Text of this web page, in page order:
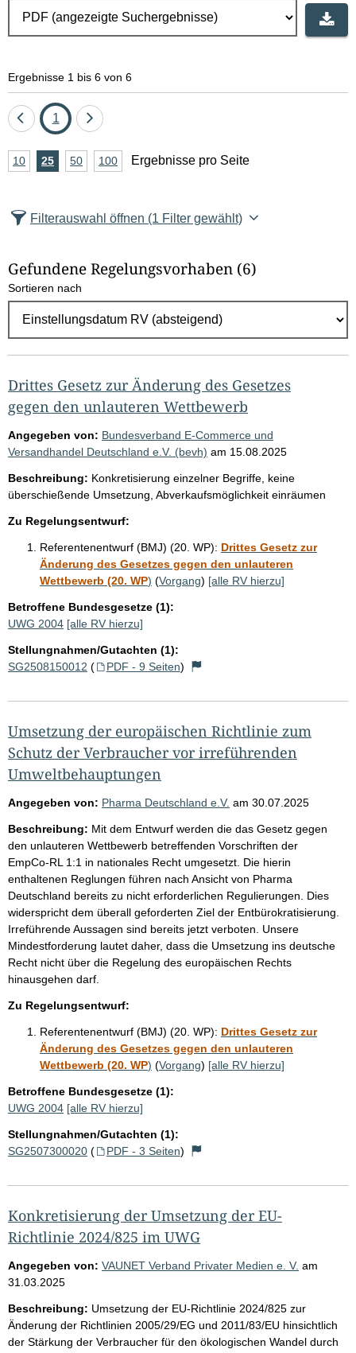
Ergebnisse 1 bis 6 von 6
Eine
zurück
Seite
1
Eine
vor
A
z
l
E
g
e
b
n
i
s
s
e
p
e
i
t
e
10Ergebnisse
25Ergebnisse
50Ergebnisse
100Ergebnisse
Ergebnisse pro Seite
Filterauswahl öffnen (1 Filter gewählt)
Gefundene Regelungsvorhaben (6)
Sortieren nach
Drittes Gesetz zur Änderung des Gesetzes
gegen den unlauteren Wettbewerb
Angegeben von: Bundesverband E-Commerce und
Versandhandel Deutschland e.V. (bevh) am 15.08.2025
Beschreibung: Konkretisierung einzelner Begriffe, keine
überschießende Umsetzung, Abverkaufsmöglichkeit einräumen
Zu Regelungsentwurf:
Referentenentwurf (BMJ) (20. WP): Drittes Gesetz zur
Änderung des Gesetzes gegen den unlauteren
Wettbewerb (20. WP) (Vorgang) [alle RV hierzu]
Betroffene Bundesgesetze (1):
UWG 2004 [alle RV hierzu]
Stellungnahmen/Gutachten (1):
SG2508150012 ( PDF - 9 Seiten)
Umsetzung der europäischen Richtlinie zum
Schutz der Verbraucher vor irreführenden
Umweltbehauptungen
Angegeben von: Pharma Deutschland e.V. am 30.07.2025
Beschreibung: Mit dem Entwurf werden die das Gesetz gegen
den unlauteren Wettbewerb betreffenden Vorschriften der
EmpCo-RL 1:1 in nationales Recht umgesetzt. Die hierin
enthaltenen Reglungen führen nach Ansicht von Pharma
Deutschland bereits zu nicht erforderlichen Regulierungen. Dies
widerspricht dem überall geforderten Ziel der Entbürokratisierung.
Irreführende Aussagen sind bereits jetzt verboten. Unsere
Mindestforderung lautet daher, dass die Umsetzung ins deutsche
Recht nicht über die Regelung des europäischen Rechts
hinausgehen darf.
Zu Regelungsentwurf:
Referentenentwurf (BMJ) (20. WP): Drittes Gesetz zur
Änderung des Gesetzes gegen den unlauteren
Wettbewerb (20. WP) (Vorgang) [alle RV hierzu]
Betroffene Bundesgesetze (1):
UWG 2004 [alle RV hierzu]
Stellungnahmen/Gutachten (1):
SG2507300020 ( PDF - 3 Seiten)
Konkretisierung der Umsetzung der EU-
Richtlinie 2024/825 im UWG
Angegeben von: VAUNET Verband Privater Medien e. V. am
31.03.2025
Beschreibung: Umsetzung der EU-Richtlinie 2024/825 zur
Änderung der Richtlinien 2005/29/EG und 2011/83/EU hinsichtlich
der Stärkung der Verbraucher für den ökologischen Wandel durch